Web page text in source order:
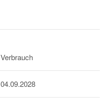
Verbrauch
04.09.2028